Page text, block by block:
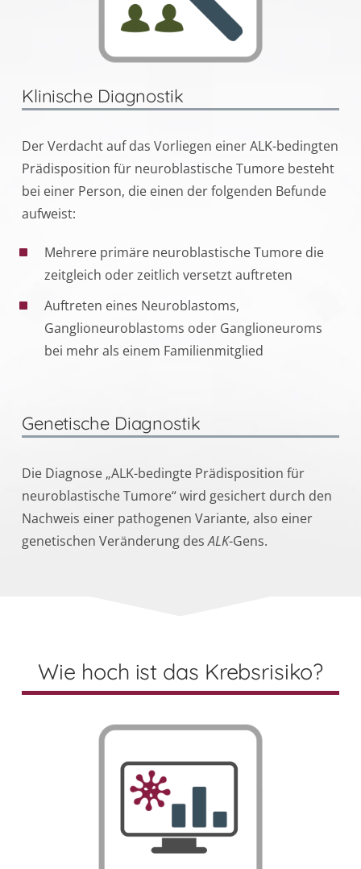
Klinische Diagnostik
Der Verdacht auf das Vorliegen einer ALK-bedingten
Prädisposition für neuroblastische Tumore besteht
bei einer Person, die einen der folgenden Befunde
aufweist:
Mehrere primäre neuroblastische Tumore die
zeitgleich oder zeitlich versetzt auftreten
Auftreten eines Neuroblastoms,
Ganglioneuroblastoms oder Ganglioneuroms
bei mehr als einem Familienmitglied
Genetische Diagnostik
Die Diagnose „ALK-bedingte Prädisposition für
neuroblastische Tumore“ wird gesichert durch den
Nachweis einer pathogenen Variante, also einer
genetischen Veränderung desALK-Gens.
Wie hoch ist das Krebsrisiko?